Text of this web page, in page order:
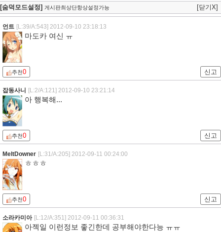
[숨덕모드설정] 게시판최상단항상설정가능 [닫기X]
언트 [L:39/A:543] 2012-09-10 23:18:13
마도카 여신 ㅠ
추천0 신고
잡동사니 [L:2/A:121] 2012-09-10 23:21:14
아 행복해...
추천0 신고
MeltDowner [L:31/A:205] 2012-09-11 00:24:00
ㅎㅎㅎ
추천0 신고
소라카미아 [L:12/A:351] 2012-09-11 00:36:31
아젝일 이런정보 좋긴한데 공부해야한다능 ㅠㅠ